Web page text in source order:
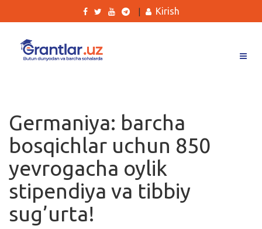
Ishlar
Kurslar
Blog
Yana
Kirish
Germaniya: barcha
bosqichlar uchun 850
yevrogacha oylik
stipendiya va tibbiy
sug’urta!